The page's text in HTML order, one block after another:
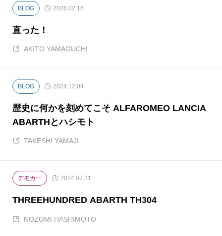
BLOG 2026.02.16
直った！
AKITO YAMAGUCHI
BLOG 2024.12.04
歴史に何かを刻めてこそ ALFAROMEO LANCIA
ABARTHとハシモト
TAKESHI YAMAJI
デモカー 2024.07.31
THREEHUNDRED ABARTH TH304
NOZOMI HASHIMOTO